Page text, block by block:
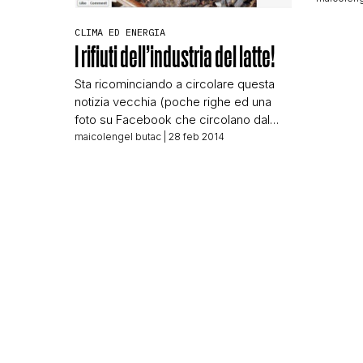
CLIMA ED ENERGIA
I rifiuti dell’industria del latte!
Sta ricominciando a circolare questa
notizia vecchia (poche righe ed una
foto su Facebook che circolano dal
2012 almeno) …pur essendo vecchia
maicolengel butac | 28 feb 2014